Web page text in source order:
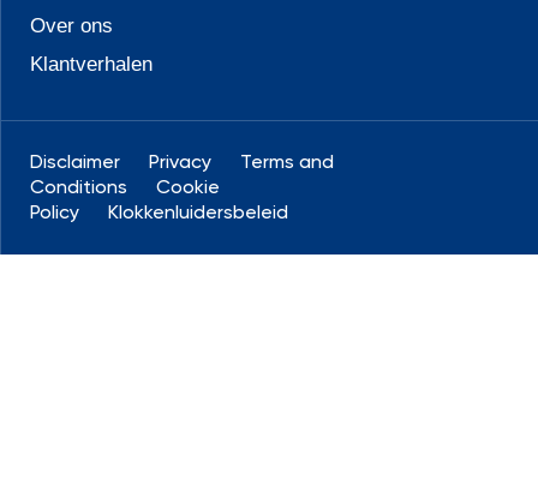
Over ons
Klantverhalen
Disclaimer Privacy
Terms and
Conditions
Cookie
Policy
Klokkenluidersbeleid